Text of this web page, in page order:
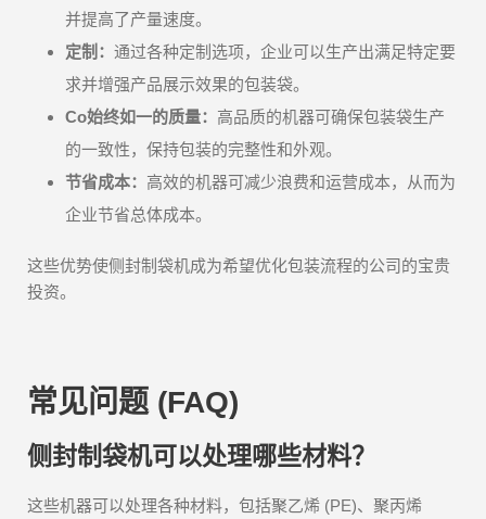
并提高了产量速度。
定制： 通过各种定制选项，企业可以生产出满足特定要
求并增强产品展示效果的包装袋。
Co始终如一的质量： 高品质的机器可确保包装袋生产
的一致性，保持包装的完整性和外观。
节省成本： 高效的机器可减少浪费和运营成本，从而为
企业节省总体成本。
这些优势使侧封制袋机成为希望优化包装流程的公司的宝贵
投资。
常见问题 (FAQ)
侧封制袋机可以处理哪些材料？
这些机器可以处理各种材料，包括聚乙烯 (PE)、聚丙烯